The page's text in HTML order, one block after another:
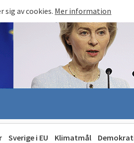
sig av cookies. Mer information
Sverige i EU Klimatmål